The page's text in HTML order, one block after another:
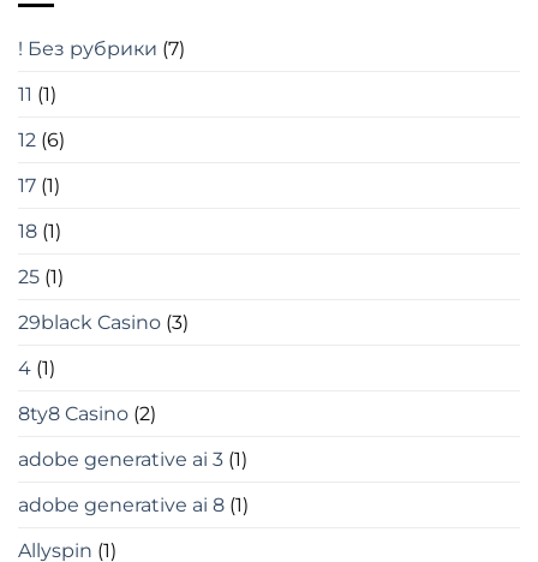
! Без рубрики (7)
11 (1)
12 (6)
17 (1)
18 (1)
25 (1)
29black Casino (3)
4 (1)
8ty8 Casino (2)
adobe generative ai 3 (1)
adobe generative ai 8 (1)
Allyspin (1)